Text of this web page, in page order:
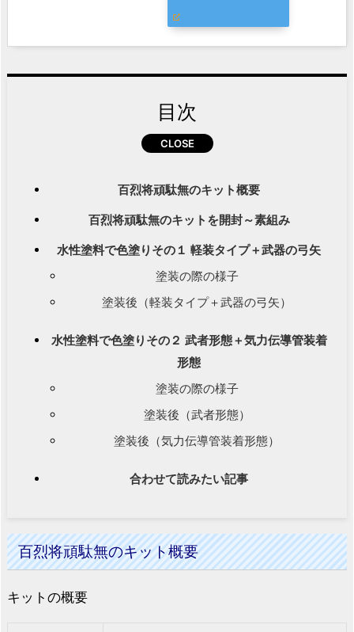
目次
百烈将頑駄無のキット概要
百烈将頑駄無のキットを開封～素組み
水性塗料で色塗りその１ 軽装タイプ＋武器の弓矢
塗装の際の様子
塗装後（軽装タイプ＋武器の弓矢）
水性塗料で色塗りその２ 武者形態＋気力伝導管装着
形態
塗装の際の様子
塗装後（武者形態）
塗装後（気力伝導管装着形態）
合わせて読みたい記事
百烈将頑駄無のキット概要
キットの概要